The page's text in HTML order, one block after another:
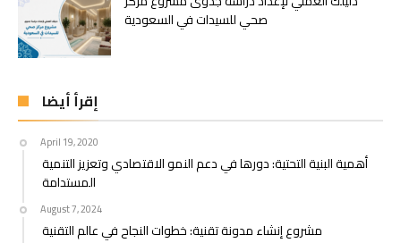
صحي للسيدات في السعودية
إقرأ أيضا
April 19, 2020
أهمية البنية التحتية: دورها في دعم النمو الاقتصادي وتعزيز التنمية
المستدامة
August 7, 2024
مشروع إنشاء مدونة تقنية: خطوات النجاح في عالم التقنية